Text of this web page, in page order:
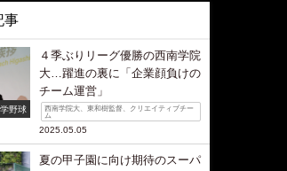
事
野球
４季ぶりリーグ優勝の西南学院
大…躍進の裏に「企業顔負けの
チーム運営」
西南学院大、東和樹監督、クリエイティブチー
ム
2025.05.05
夏の甲子園に向け期待のスーパ